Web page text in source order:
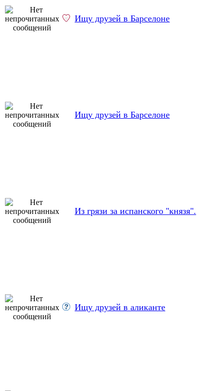
Ищу друзей в Барселоне
Ищу друзей в Барселоне
Из грязи за испанского "князя".
Ищу друзей в аликанте